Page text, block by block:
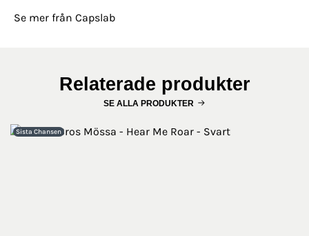
Se mer från Capslab
Relaterade produkter
SE ALLA PRODUKTER
Sista Chansen